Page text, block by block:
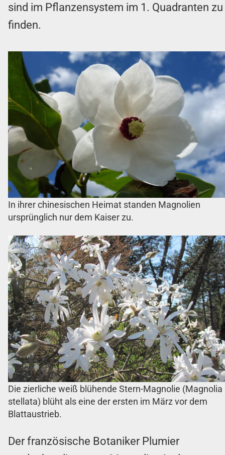
sind im Pflanzensystem im 1. Quadranten zu
finden.
In ihrer chinesischen Heimat standen Magnolien
ursprünglich nur dem Kaiser zu.
Die zierliche weiß blühende Stern-Magnolie (Magnolia
stellata) blüht als eine der ersten im März vor dem
Blattaustrieb.
Der französische Botaniker Plumier